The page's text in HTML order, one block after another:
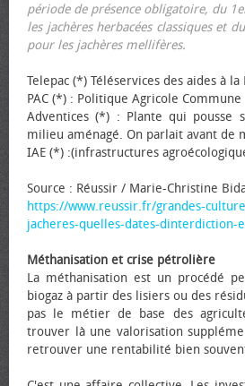
période de présence obligatoire, du
les jachères herbacées classiques et
pour les jachères mellifères.
Telepac (*) Téléservices des aides à la
PAC (*) : Politique Agricole Commune
Adventices (*) : Plante qui pousse
milieu aménagé. On parlait avant de
IAE (*) :(infrastructures
Source : Réussir / Marie-Christine
https://www.reussir.fr/grandes-
jacheres-quelles-dates-dinterdiction-
Méthanisation et crise pétrolière
La méthanisation est un procédé
biogaz à partir des lisiers ou des
pas le métier de base des
trouver là une valorisation
retrouver une rentabilité bien